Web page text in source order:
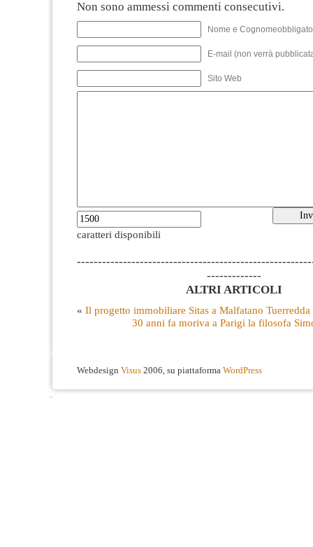
Non sono ammessi commenti consecutivi.
Nome e
E-mail (non verrà
Sito Web
caratteri disponibili
-------------
ALTRI ARTICOLI
« Il progetto immobiliare Sitas a Malfatano Tuerredda
30 anni fa moriva a Parigi la filosofa
Webdesign Visus 2006, su piattaforma WordPress